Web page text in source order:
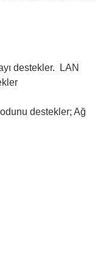
destekler. LAN
destekler; Ağ